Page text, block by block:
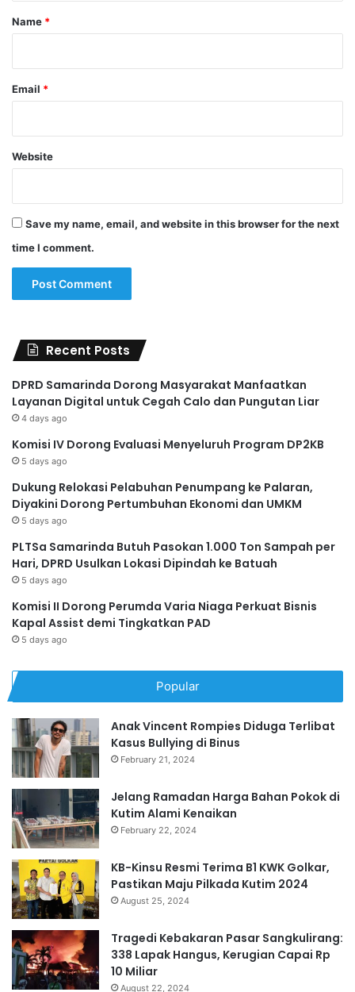
*
Name *
Email *
Website
Save my name, email, and website in this browser for the next
time I comment.
Recent Posts
DPRD Samarinda Dorong Masyarakat Manfaatkan
Layanan Digital untuk Cegah Calo dan Pungutan Liar
4 days ago
Komisi IV Dorong Evaluasi Menyeluruh Program DP2KB
5 days ago
Dukung Relokasi Pelabuhan Penumpang ke Palaran,
Diyakini Dorong Pertumbuhan Ekonomi dan UMKM
5 days ago
PLTSa Samarinda Butuh Pasokan 1.000 Ton Sampah per
Hari, DPRD Usulkan Lokasi Dipindah ke Batuah
5 days ago
Komisi II Dorong Perumda Varia Niaga Perkuat Bisnis
Kapal Assist demi Tingkatkan PAD
5 days ago
Popular
Anak Vincent Rompies Diduga Terlibat
Kasus Bullying di Binus
February 21, 2024
Jelang Ramadan Harga Bahan Pokok di
Kutim Alami Kenaikan
February 22, 2024
KB-Kinsu Resmi Terima B1 KWK Golkar,
Pastikan Maju Pilkada Kutim 2024
August 25, 2024
Tragedi Kebakaran Pasar Sangkulirang:
338 Lapak Hangus, Kerugian Capai Rp
10 Miliar
August 22, 2024